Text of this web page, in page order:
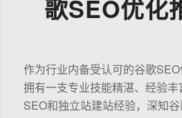
歌SEO优化
作为行业内备受认可的谷歌
拥有一支专业技能精湛、经验
SEO和独立站建站经验，深知